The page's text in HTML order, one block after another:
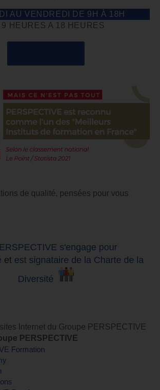
AU VENDREDI DE 9H À 18H
9 HEURES A 18 HEURES
de qualité, pensées pour vous
s'engage pour
et est signataire de la Charte de la
Diversité
Internet du Groupe PERSPECTIVE
PERSPECTIVE
Formation